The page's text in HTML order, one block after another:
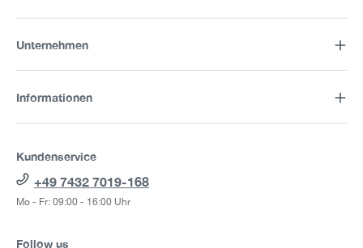
Unternehmen
Informationen
Kundenservice
+49 7432 7019-168
Mo - Fr: 09:00 - 16:00 Uhr
Follow us